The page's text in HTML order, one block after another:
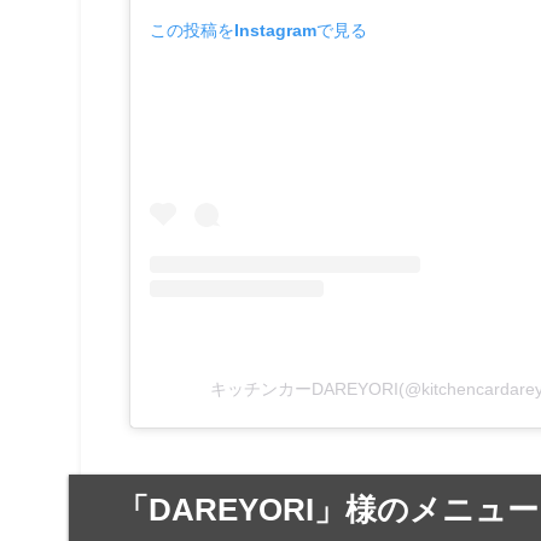
この投稿をInstagramで見る
キッチンカー
「DAREYORI」様のメニュー